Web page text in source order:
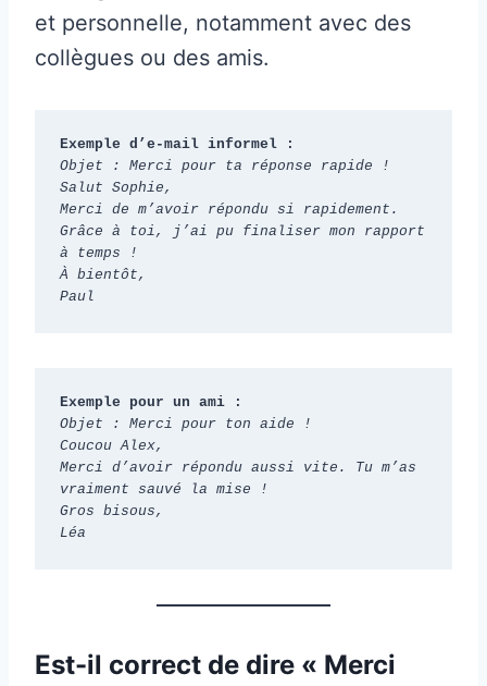
et personnelle, notamment avec des
collègues ou des amis.
Exemple d’e-mail informel :
Objet : Merci pour ta réponse rapide !
Salut Sophie,
Merci de m’avoir répondu si rapidement.
Grâce à toi, j’ai pu finaliser mon rapport
à temps !
À bientôt,
Paul
Exemple pour un ami :
Objet : Merci pour ton aide !
Coucou Alex,
Merci d’avoir répondu aussi vite. Tu m’as
vraiment sauvé la mise !
Gros bisous,
Léa
Est-il correct de dire « Merci